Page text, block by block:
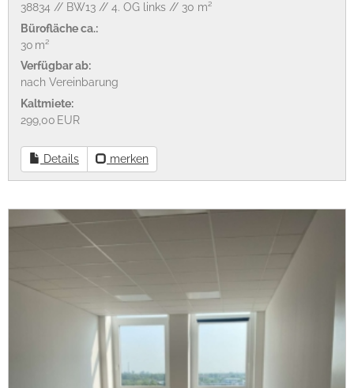
38834 // BW13 // 4. OG links // 30 m²
Bürofläche ca.:
30 m²
Verfügbar ab:
nach Vereinbarung
Kaltmiete:
299,00 EUR
Details merken